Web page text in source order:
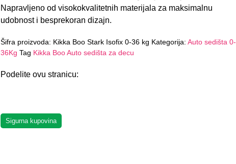
Napravljeno od visokokvalitetnih materijala za maksimalnu
udobnost i besprekoran dizajn.
Šifra proizvoda: Kikka Boo Stark Isofix 0-36 kg Kategorija: Auto sedišta 0-
36Kg Tag Kikka Boo Auto sedišta za decu
Podelite ovu stranicu:
Sigurna kupovina